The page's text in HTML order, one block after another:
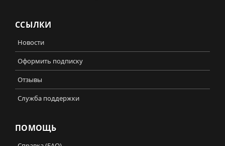
ССЫЛКИ
Новости
Оформить подписку
Отзывы
Служба поддержки
ПОМОЩЬ